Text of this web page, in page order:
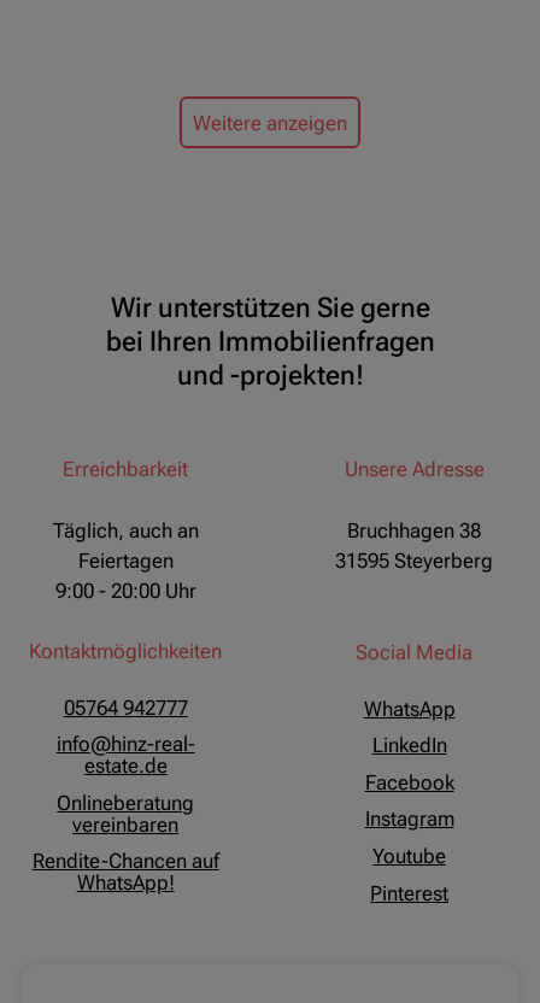
Weitere anzeigen
Wir unterstützen Sie gerne
bei Ihren Immobilienfragen
und -projekten!
Erreichbarkeit
Täglich, auch an
Feiertagen
9:00 - 20:00 Uhr
Kontaktmöglichkeiten
05764 942777
info@hinz-real-
estate.de
Onlineberatung
vereinbaren
Rendite-Chancen auf
WhatsApp!
Unsere Adresse
Bruchhagen 38
31595 Steyerberg
Social Media
WhatsApp
LinkedIn
Facebook
Instagram
Youtube
Pinterest